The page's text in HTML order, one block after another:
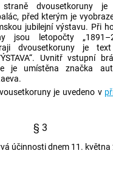
dvousetkoruny
před kterým je
jubilejní výstavu. Při
jsou letopočty
dvousetkoruny je text
Uvnitř vstupní
je umístěna značka
je uvedeno v
§ 3
účinnosti dnem 11. května